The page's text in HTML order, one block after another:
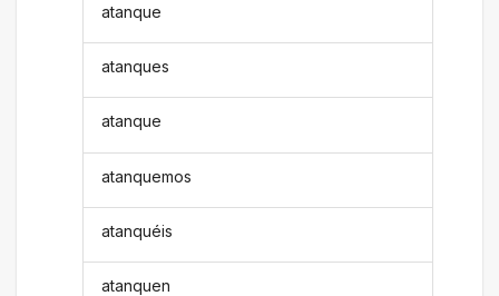
atanque
atanques
atanque
atanquemos
atanquéis
atanquen